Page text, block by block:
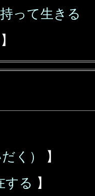
って生きる
】
く）
】
する 】